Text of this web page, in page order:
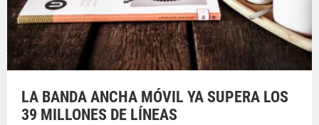
LA BANDA ANCHA MÓVIL YA SUPERA LOS
39 MILLONES DE LÍNEAS